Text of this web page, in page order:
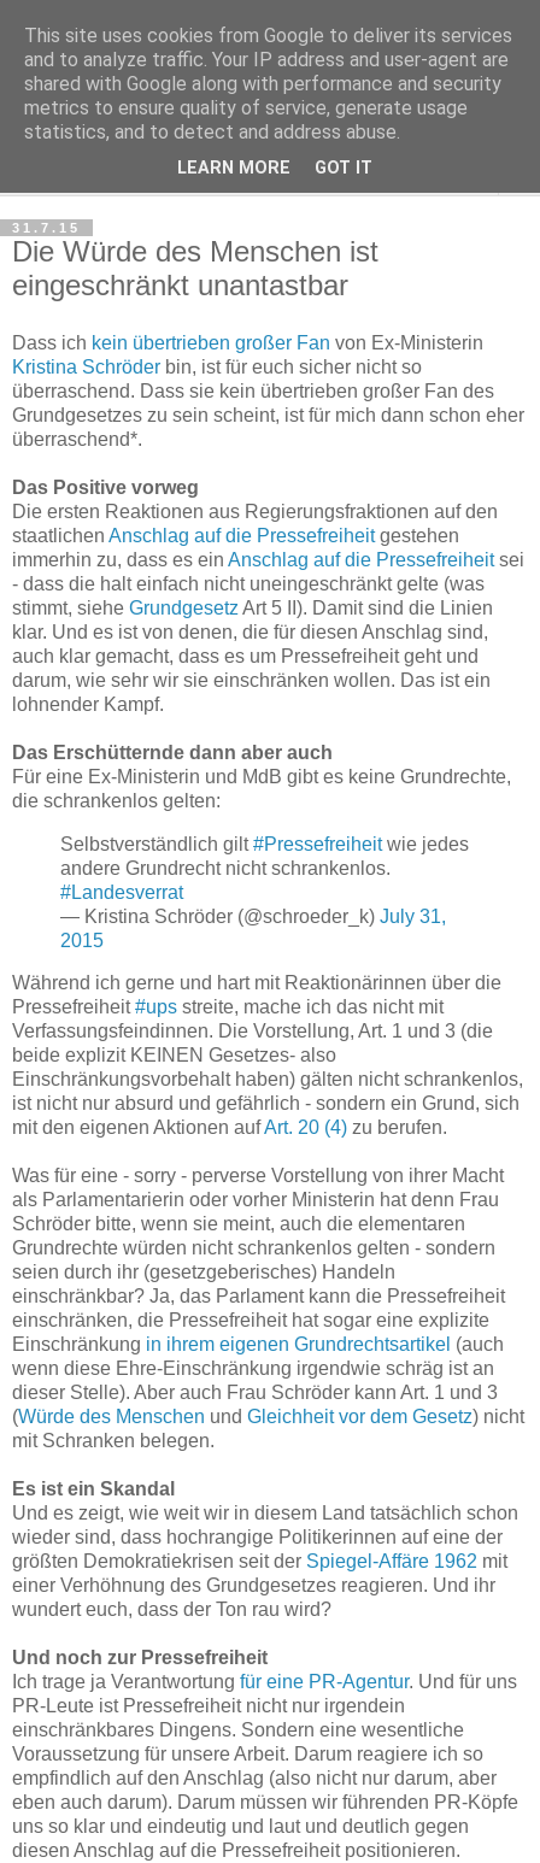
Haltungsturnen
Niveau sieht nur von unten aus wie Arroganz.
31.7.15
Die Würde des Menschen ist
eingeschränkt unantastbar
Dass ich kein übertrieben großer Fan von Ex-Ministerin
Kristina Schröder bin, ist für euch sicher nicht so
überraschend. Dass sie kein übertrieben großer Fan des
Grundgesetzes zu sein scheint, ist für mich dann schon eher
überraschend*.
Das Positive vorweg
Die ersten Reaktionen aus Regierungsfraktionen auf den
staatlichen Anschlag auf die Pressefreiheitgestehen
immerhin zu, dass es ein Anschlag auf die Pressefreiheitsei
- dass die halt einfach nicht uneingeschränkt gelte (was
stimmt, siehe Grundgesetz Art 5 II). Damit sind die Linien
klar. Und es ist von denen, die für diesen Anschlag sind,
auch klar gemacht, dass es um Pressefreiheit geht und
darum, wie sehr wir sie einschränken wollen. Das ist ein
lohnender Kampf.
Das Erschütternde dann aber auch
Für eine Ex-Ministerin und MdB gibt es keine Grundrechte,
die schrankenlos gelten:
Selbstverständlich gilt#Pressefreiheitwie jedes
andere Grundrecht nicht schrankenlos.
#Landesverrat
— Kristina Schröder (@schroeder_k) July 31,
2015
Während ich gerne und hart mit Reaktionärinnen über die
Pressefreiheit#ups streite, mache ich das nicht mit
Verfassungsfeindinnen. Die Vorstellung, Art. 1 und 3 (die
beide explizit KEINEN Gesetzes- also
Einschränkungsvorbehalt haben) gälten nicht schrankenlos,
ist nicht nur absurd und gefährlich - sondern ein Grund, sich
mit den eigenen Aktionen aufArt. 20 (4) zu berufen.
Was für eine - sorry - perverse Vorstellung von ihrer Macht
als Parlamentarierin oder vorher Ministerin hat denn Frau
Schröder bitte, wenn sie meint, auch die elementaren
Grundrechte würden nicht schrankenlos gelten - sondern
seien durch ihr (gesetzgeberisches) Handeln
einschränkbar? Ja, das Parlament kann die Pressefreiheit
einschränken, die Pressefreiheit hat sogar eine explizite
Einschränkung in ihrem eigenen Grundrechtsartikel (auch
wenn diese Ehre-Einschränkung irgendwie schräg ist an
dieser Stelle). Aber auch Frau Schröder kann Art. 1 und 3
(Würde des Menschen und Gleichheit vor dem Gesetz) nicht
mit Schranken belegen.
Es ist ein Skandal
Und es zeigt, wie weit wir in diesem Land tatsächlich schon
wieder sind, dass hochrangige Politikerinnen auf eine der
größten Demokratiekrisen seit der Spiegel-Affäre 1962 mit
einer Verhöhnung des Grundgesetzes reagieren. Und ihr
wundert euch, dass der Ton rau wird?
Und noch zur Pressefreiheit
Ich trage ja Verantwortung für eine PR-Agentur. Und für uns
PR-Leute ist Pressefreiheit nicht nur irgendein
einschränkbares Dingens. Sondern eine wesentliche
Voraussetzung für unsere Arbeit. Darum reagiere ich so
empfindlich auf den Anschlag (also nicht nur darum, aber
eben auch darum). Darum müssen wir führenden PR-Köpfe
uns so klar und eindeutig und laut und deutlich gegen
diesen Anschlag auf die Pressefreiheit positionieren.
This site uses cookies from Google to deliver its services
and to analyze traffic. Your IP address and user-agent are
shared with Google along with performance and security
metrics to ensure quality of service, generate usage
statistics, and to detect and address abuse.
LEARN MORE GOT IT